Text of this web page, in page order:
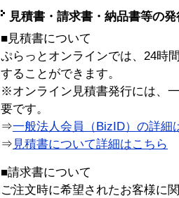
見積書・請求書・納品書等の
■見積書について
ぷらっとオンラインでは、24時
することができます。
※オンライン見積書発行には、
要です。
⇒一般法人会員（BizID）の詳細
⇒ 見積書について詳細はこちら
■請求書について
ご注文時に希望されたお客様に